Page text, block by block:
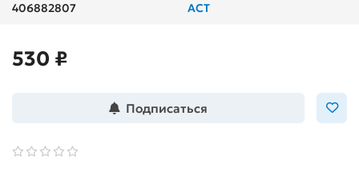
406882807 АСТ
530 ₽
Подписаться